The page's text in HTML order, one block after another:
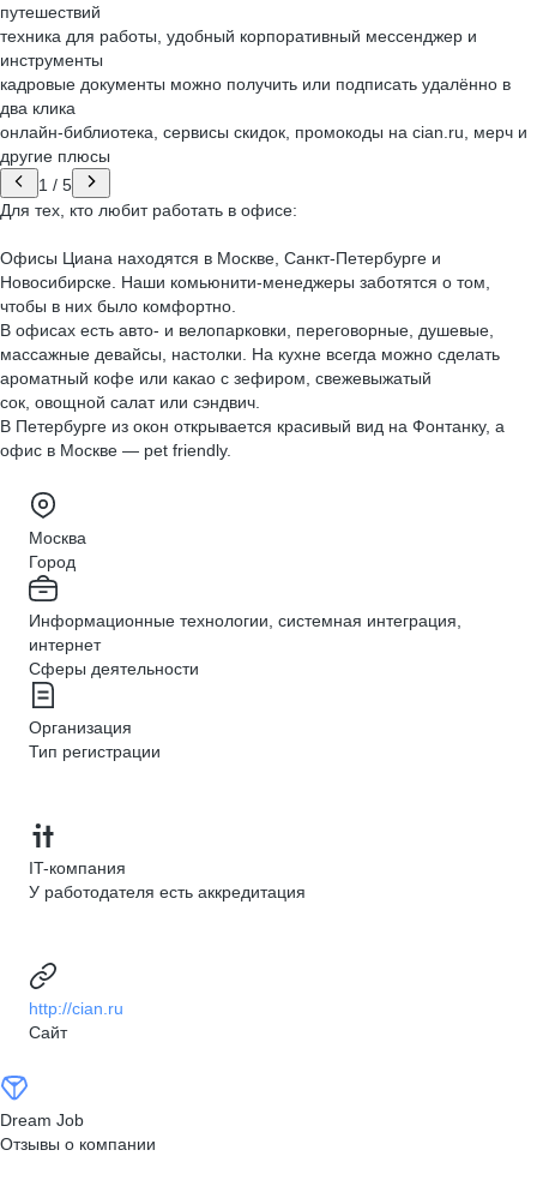
путешествий
техника для работы, удобный корпоративный мессенджер и
инструменты
кадровые документы можно получить или подписать удалённо в
два клика
онлайн-библиотека, сервисы скидок, промокоды на cian.ru, мерч и
другие плюсы
1 / 5
Для тех, кто любит работать в офисе:
Офисы Циана находятся в Москве, Санкт-Петербурге и
Новосибирске. Наши комьюнити-менеджеры заботятся о том,
чтобы в них было комфортно.
В офисах есть авто- и велопарковки, переговорные, душевые,
массажные девайсы, настолки. На кухне всегда можно сделать
ароматный кофе или какао с зефиром, свежевыжатый
сок, овощной салат или сэндвич.
В Петербурге из окон открывается красивый вид на Фонтанку, а
офис в Москве — pet friendly.
Москва
Город
Информационные технологии, системная интеграция,
интернет
Сферы деятельности
Организация
Тип регистрации
IT-компания
У работодателя есть аккредитация
http://cian.ru
Сайт
Dream Job
Отзывы о компании